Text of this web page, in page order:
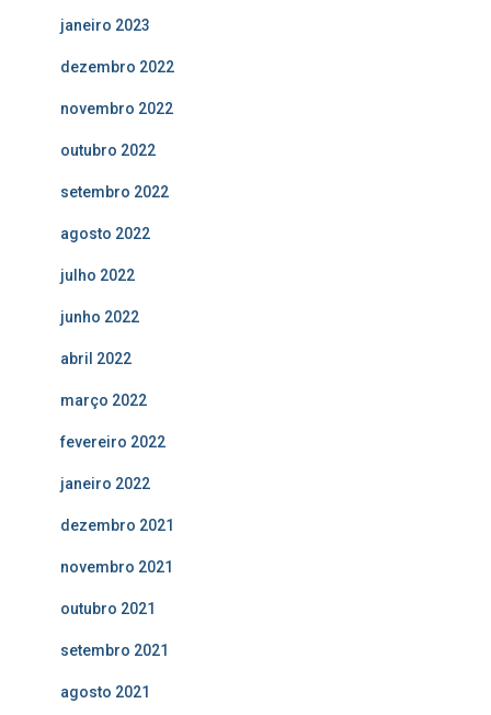
janeiro 2023
dezembro 2022
novembro 2022
outubro 2022
setembro 2022
agosto 2022
julho 2022
junho 2022
abril 2022
março 2022
fevereiro 2022
janeiro 2022
dezembro 2021
novembro 2021
outubro 2021
setembro 2021
agosto 2021